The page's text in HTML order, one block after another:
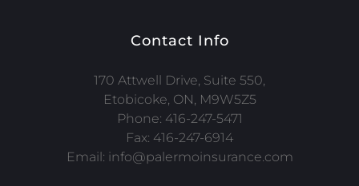
Contact Info
170 Attwell Drive, Suite 550,
Etobicoke, ON, M9W5Z5
Phone: 416-247-5471
Fax: 416-247-6914
Email: info@palermoinsurance.com